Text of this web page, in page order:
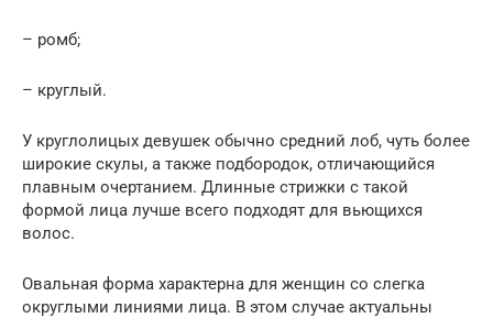
– ромб;
– круглый.
У круглолицых девушек обычно средний лоб, чуть более
широкие скулы, а также подбородок, отличающийся
плавным очертанием. Длинные стрижки с такой
формой лица лучше всего подходят для вьющихся
волос.
Овальная форма характерна для женщин со слегка
округлыми линиями лица. В этом случае актуальны